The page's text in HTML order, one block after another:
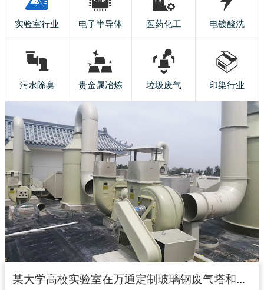
实验室行业 电子半导体 医药化工 电镀酸洗
污水除臭 贵金属冶炼 垃圾废气 印染行业
某大学高校实验室在万通定制玻璃钢废气塔和玻璃钢风机